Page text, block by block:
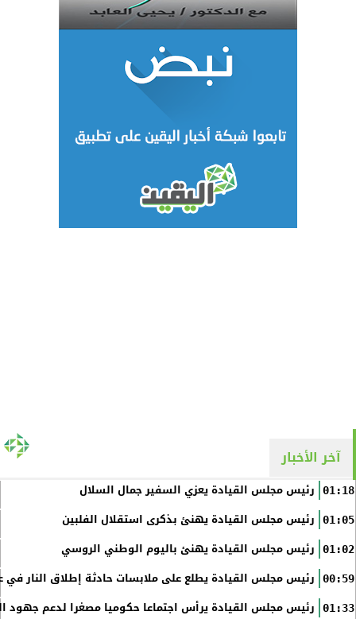
آخر الأخبار
01:18 رئيس مجلس القيادة يعزي السفير جمال السلال
01:05 رئيس مجلس القيادة يهنئ بذكرى استقلال الفلبين
01:02 رئيس مجلس القيادة يهنئ باليوم الوطني الروسي
00:59 رئيس مجلس القيادة يطلع على ملابسات حادثة إطلاق النار في
01:33 رئيس مجلس القيادة يرأس اجتماعا حكوميا مصغرا لدعم جهود